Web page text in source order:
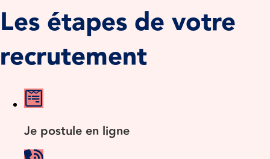
Les étapes de votre
recrutement
Je postule en ligne